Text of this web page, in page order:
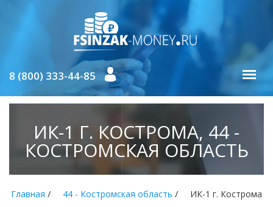
8 (800) 333-44-85
ИК-1 Г. КОСТРОМА, 44 -
КОСТРОМСКАЯ ОБЛАСТЬ
Главная / 44 - Костромская область / ИК-1 г. Кострома